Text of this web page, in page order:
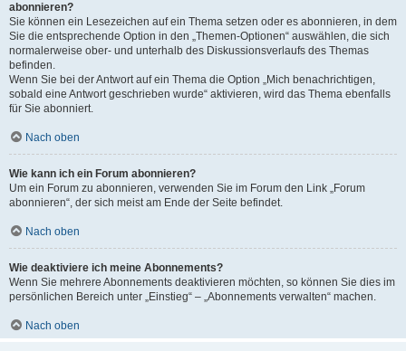
abonnieren?
Sie können ein Lesezeichen auf ein Thema setzen oder es abonnieren, in dem
Sie die entsprechende Option in den „Themen-Optionen“ auswählen, die sich
normalerweise ober- und unterhalb des Diskussionsverlaufs des Themas
befinden.
Wenn Sie bei der Antwort auf ein Thema die Option „Mich benachrichtigen,
sobald eine Antwort geschrieben wurde“ aktivieren, wird das Thema ebenfalls
für Sie abonniert.
Nach oben
Wie kann ich ein Forum abonnieren?
Um ein Forum zu abonnieren, verwenden Sie im Forum den Link „Forum
abonnieren“, der sich meist am Ende der Seite befindet.
Nach oben
Wie deaktiviere ich meine Abonnements?
Wenn Sie mehrere Abonnements deaktivieren möchten, so können Sie dies im
persönlichen Bereich unter „Einstieg“ – „Abonnements verwalten“ machen.
Nach oben